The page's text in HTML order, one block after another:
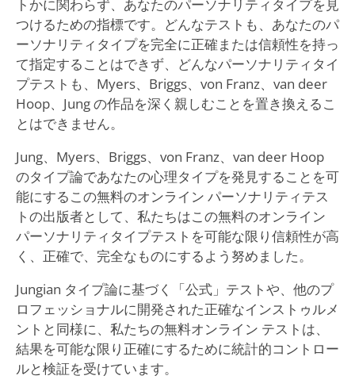
トかに関わらず、あなたのパーソナリティタイプを見
つけるための指標です。どんなテストも、あなたのパ
ーソナリティタイプを完全に正確または信頼性を持っ
て指定することはできず、どんなパーソナリティタイ
プテストも、Myers、Briggs、von Franz、van deer
Hoop、Jung の作品を深く親しむことを置き換えるこ
とはできません。
Jung、Myers、Briggs、von Franz、van deer Hoop
のタイプ論であなたの心理タイプを発見することを可
能にするこの無料のオンライン パーソナリティテス
トの出版者として、私たちはこの無料のオンライン
パーソナリティタイプテストを可能な限り信頼性が高
く、正確で、完全なものにするよう努めました。
Jungian タイプ論に基づく「公式」テストや、他のプ
ロフェッショナルに開発された正確なインストゥルメ
ントと同様に、私たちの無料オンライン テストは、
結果を可能な限り正確にするために統計的コントロー
ルと検証を受けています。